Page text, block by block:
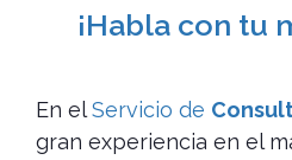
¡Habla con tu
En elServicio de
gran experiencia en el